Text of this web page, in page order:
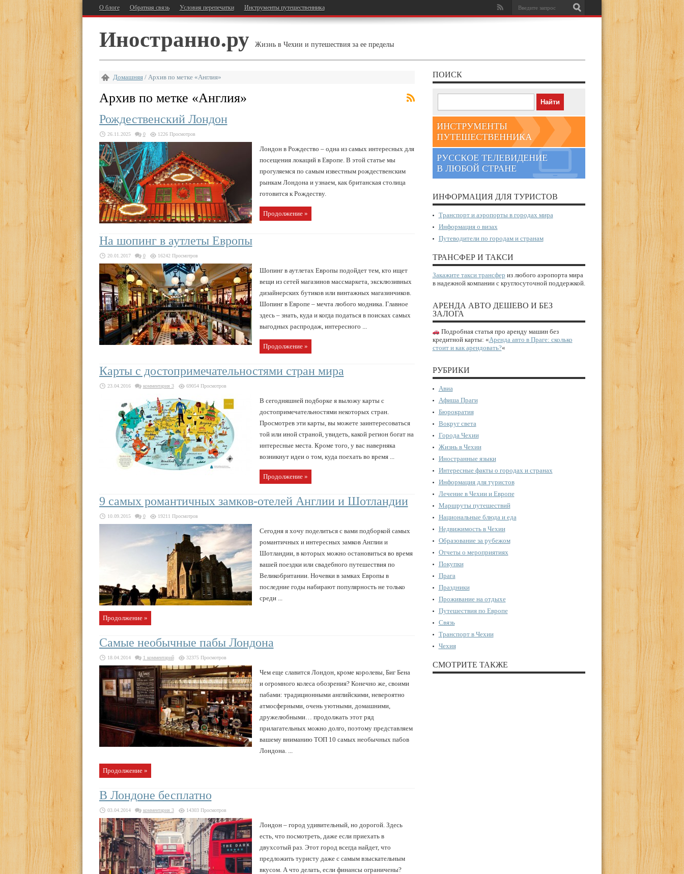
О блоге Обратная связь Условия перепечатки Инструменты путешественника
Иностранно.ру Жизнь в Чехии и путешествия за ее пределы
Домашняя/ Архив по метке «Англия»
Архив по метке «Англия»
Рождественский Лондон
26.11.2025 0 1226 Просмотров
Лондон в Рождество – одна из самых интересных для
посещения локаций в Европе. В этой статье мы
прогуляемся по самым известным рождественским
рынкам Лондона и узнаем, как британская столица
готовится к Рождеству.
Продолжение »
На шопинг в аутлеты Европы
20.01.2017 0 16242 Просмотров
Шопинг в аутлетах Европы подойдет тем, кто ищет
вещи из сетей магазинов массмаркета, эксклюзивных
дизайнерских бутиков или винтажных магазинчиков.
Шопинг в Европе – мечта любого модника. Главное
здесь – знать, куда и когда податься в поисках самых
выгодных распродаж, интересного ...
Продолжение »
Карты с достопримечательностями стран мира
23.04.2016 комментария 3 69054 Просмотров
В сегодняшней подборке я выложу карты с
достопримечательностями некоторых стран.
Просмотрев эти карты, вы можете заинтересоваться
той или иной страной, увидеть, какой регион богат на
интересные места. Кроме того, у вас наверняка
возникнут идеи о том, куда поехать во время ...
Продолжение »
9 самых романтичных замков-отелей Англии и Шотландии
10.09.2015 0 19211 Просмотров
Сегодня я хочу поделиться с вами подборкой самых
романтичных и интересных замков Англии и
Шотландии, в которых можно остановиться во время
вашей поездки или свадебного путешествия по
Великобритании. Ночевки в замках Европы в
последние годы набирают популярность не только
среди ...
Продолжение »
Самые необычные пабы Лондона
18.04.2014 1 комментарий 32375 Просмотров
Чем еще славится Лондон, кроме королевы, Биг Бена
и огромного колеса обозрения? Конечно же, своими
пабами: традиционными английскими, невероятно
атмосферными, очень уютными, домашними,
дружелюбными… продолжать этот ряд
прилагательных можно долго, поэтому представляем
вашему вниманию ТОП 10 самых необычных пабов
Лондона. ...
Продолжение »
В Лондоне бесплатно
03.04.2014 комментария 3 14303 Просмотров
Лондон – город удивительный, но дорогой. Здесь
есть, что посмотреть, даже если приехать в
двухсотый раз. Этот город всегда найдет, что
предложить туристу даже с самым взыскательным
вкусом. А что делать, если финансы ограничены?
ПОИСК
ИНСТРУМЕНТЫ
ПУТЕШЕСТВЕННИКА
РУССКОЕ ТЕЛЕВИДЕНИЕ
В ЛЮБОЙ СТРАНЕ
ИНФОРМАЦИЯ ДЛЯ ТУРИСТОВ
Транспорт и аэропорты в городах мира
Информация о визах
Путеводители по городам и странам
ТРАНСФЕР И ТАКСИ
Закажите такси трансфер из любого аэропорта мира
в надежной компании с круглосуточной поддержкой.
АРЕНДА АВТО ДЕШЕВО И БЕЗ
ЗАЛОГА
Подробная статья про аренду машин без
кредитной карты: «Аренда авто в Праге: сколько
стоит и как арендовать?«
РУБРИКИ
Авиа
Афиша Праги
Бюрократия
Вокруг света
Города Чехии
Жизнь в Чехии
Иностранные языки
Интересные факты о городах и странах
Информация для туристов
Лечение в Чехии и Европе
Маршруты путешествий
Национальные блюда и еда
Недвижимость в Чехии
Образование за рубежом
Отчеты о мероприятиях
Покупки
Прага
Праздники
Проживание на отдыхе
Путешествия по Европе
Связь
Транспорт в Чехии
Чехия
СМОТРИТЕ ТАКЖЕ